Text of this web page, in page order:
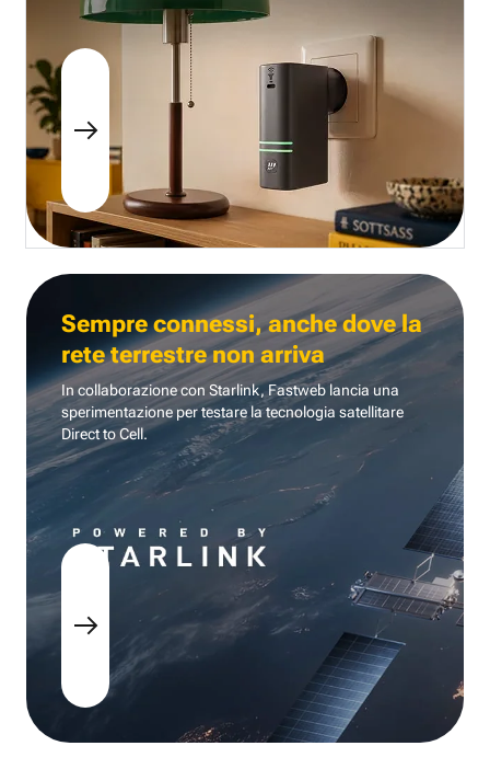
Sempre connessi, anche dove la
rete terrestre non arriva
In collaborazione con Starlink, Fastweb lancia una
sperimentazione per testare la tecnologia satellitare
Direct to Cell.